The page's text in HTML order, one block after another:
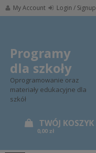
Skip
to
My Account Login / Signup
Programy
dla szkoły
Oprogramowanie oraz
materiały edukacyjne dla
szkół
0,00 zł